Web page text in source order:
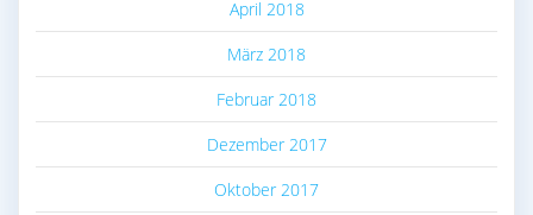
April 2018
März 2018
Februar 2018
Dezember 2017
Oktober 2017